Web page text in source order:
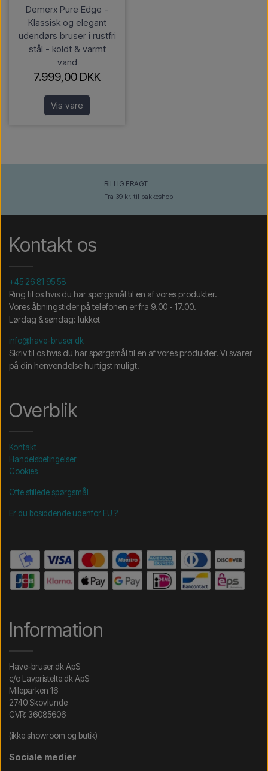
Demerx Pure Edge -
Klassisk og elegant
udendørs bruser i rustfri
stål - koldt & varmt
vand
7.999,00 DKK
Vis vare
BILLIG FRAGT
Fra 39 kr. til pakkeshop
Kontakt os
+45 26 81 95 58
Ring til os hvis du har spørgsmål til en af vores produkter.
Vores åbningstider på telefonen er fra 9.00 - 17.00.
Lørdag & søndag: lukket
info@have-bruser.dk
Skriv til os hvis du har spørgsmål til en af vores produkter. Vi svarer
på din henvendelse hurtigst muligt.
Overblik
Kontakt
Handelsbetingelser
Cookies
Ofte stillede spørgsmål
Er du bosiddende udenfor EU ?
Information
Have-bruser.dk ApS
c/o Lavpristelte.dk ApS
Mileparken 16
2740 Skovlunde
CVR: 36085606
(ikke showroom og butik)
Sociale medier